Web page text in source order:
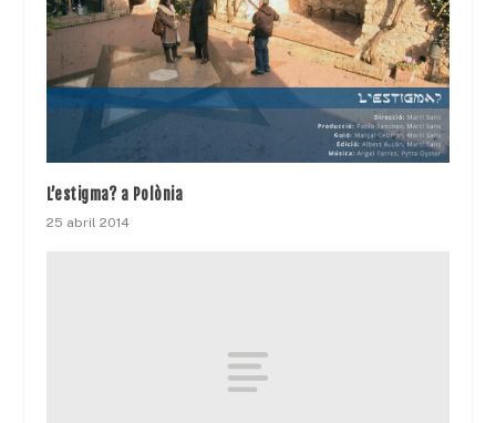
L’estigma? a Polònia
25 abril 2014